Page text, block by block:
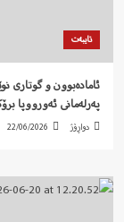
تایبەت
ئامادەبوون و گوتاری
پەرلەمانی ئەورووپا
دواڕۆژ 22/06/2026